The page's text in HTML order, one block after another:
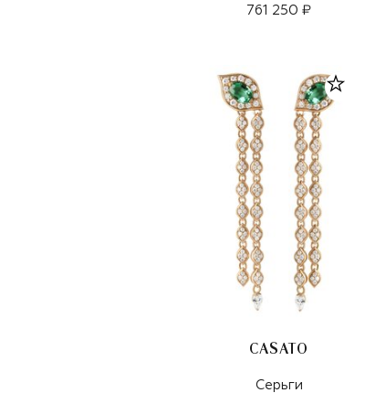
761 250 ₽
CASATO
Серьги